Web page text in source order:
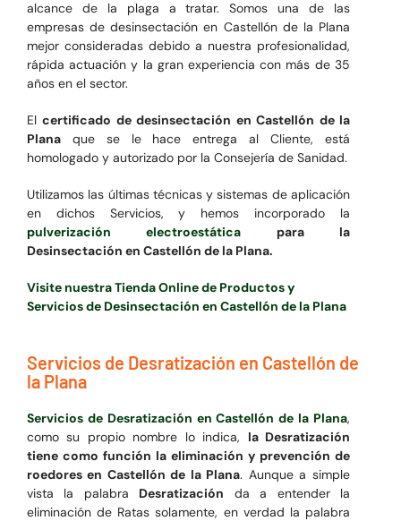
alcance de la plaga a tratar. Somos una de las
empresas de desinsectación en Castellón de la Plana
mejor consideradas debido a nuestra profesionalidad,
rápida actuación y la gran experiencia con más de 35
años en el sector.
Elcertificado de desinsectación en Castellón de la
Planaque se le hace entrega al Cliente, está
homologado y autorizado por la Consejería de Sanidad.
Utilizamos las últimas técnicas y sistemas de aplicación
en dichos Servicios, y hemos incorporado la
pulverización electroestática
para la
Desinsectación en Castellón de la Plana.
Visite nuestra Tienda Online de Productos y
Servicios de Desinsectación en Castellón de la Plana
Servicios de Desratización en Castellón de
la Plana
Servicios de Desratización en Castellón de la Plana,
como su propio nombre lo indica, la Desratización
tiene como función la eliminación y prevención de
roedores en Castellón de la Plana. Aunque a simple
vista la palabra Desratización da a entender la
eliminación de Ratas solamente, en verdad la palabra